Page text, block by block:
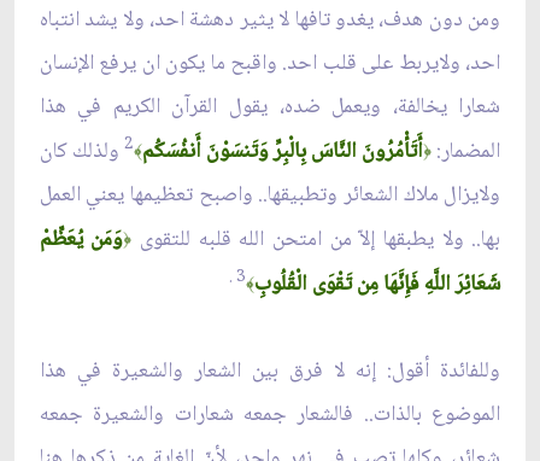
ومن دون هدف، يغدو تافها لا يثير دهشة احد، ولا يشد انتباه
احد، ولايربط على قلب احد. واقبح ما يكون ان يرفع الإنسان
شعارا يخالفة، ويعمل ضده، يقول القرآن الكريم في هذا
المضمار: ﴿أَتَأْمُرُونَ النَّاسَ بِالْبِرِّ وَتَنسَوْنَ أَنفُسَكُم﴾2 ولذلك كان
ولايزال ملاك الشعائر وتطبيقها.. واصبح تعظيمها يعني العمل
بها.. ولا يطبقها إلاّ من امتحن الله قلبه للتقوى ﴿وَمَن يُعَظِّمْ
شَعَائِرَ اللَّهِ فَإِنَّهَا مِن تَقْوَى الْقُلُوبِ﴾3 .
وللفائدة أقول: إنه لا فرق بين الشعار والشعيرة في هذا
الموضوع بالذات.. فالشعار جمعه شعارات والشعيرة جمعه